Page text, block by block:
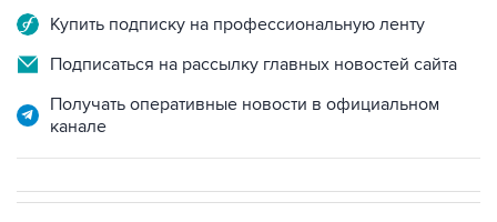
Купить подписку на профессиональную ленту
Подписаться на рассылку главных новостей сайта
Получать оперативные новости в официальном
канале